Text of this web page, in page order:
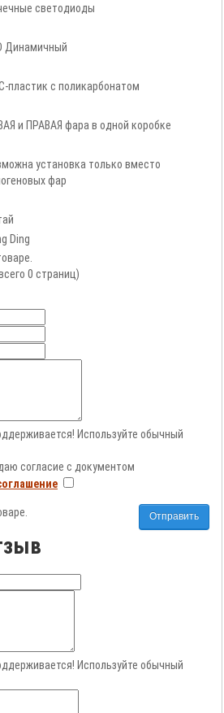
светодиоды
Динамичный
пластик с поликарбонатом
и ПРАВАЯ фара в одной коробке
установка только вместо
фар
Ding
0 страниц)
Используйте обычный
согласие с документом
Отправить
Используйте обычный